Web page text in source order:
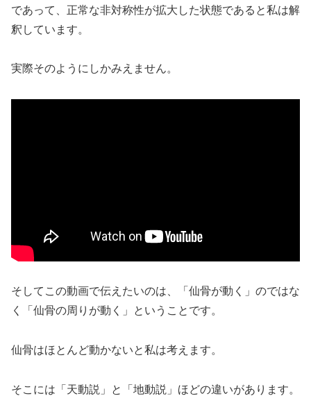
であって、正常な非対称性が拡大した状態であると私は解
釈しています。
実際そのようにしかみえません。
そしてこの動画で伝えたいのは、「仙骨が動く」のではな
く「仙骨の周りが動く」ということです。
仙骨はほとんど動かないと私は考えます。
そこには「天動説」と「地動説」ほどの違いがあります。